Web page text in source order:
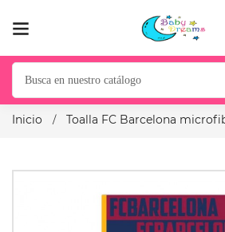
Inicio Toalla FC Barcelona